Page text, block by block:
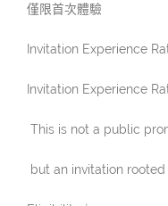
僅限首次體驗
Invitation Experience
Invitation Experience
This is not a public
but an invitation